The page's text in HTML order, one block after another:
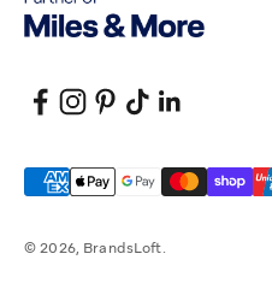
© 2026, BrandsLoft.